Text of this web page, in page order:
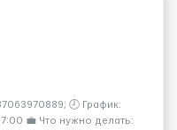
🕗 График:
💼 Что нужно делать: